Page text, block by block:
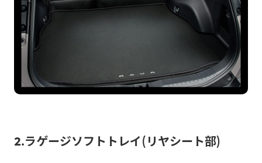
2.ラゲージソフトトレイ(リヤシート部)